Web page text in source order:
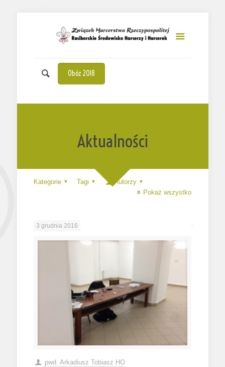
Obóz 2018
Aktualności
Kategorie Tagi
Autorzy
Pokaż wszystko
3 grudnia 2016
pwd. Arkadiusz Tobiasz HO